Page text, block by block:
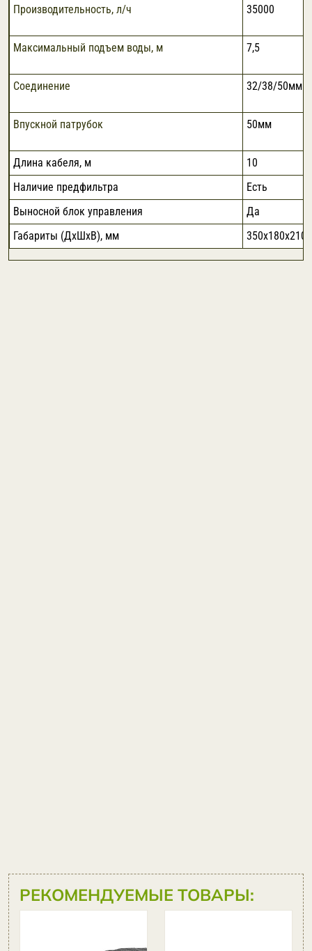
Производительность, л/ч 35000
Максимальный подъем воды, м 7,5
Соединение 32/38/50мм
Впускной патрубок 50мм
Длина кабеля, м
10
Наличие предфильтра
Есть
Выносной блок управления
Да
Габариты (ДхШхВ), мм
350х180х210
РЕКОМЕНДУЕМЫЕ ТОВАРЫ: